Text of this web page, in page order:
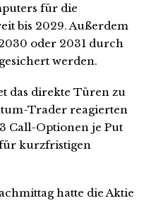
für die
bis 2029. Außerdem
oder 2031 durch
werden.
das direkte Türen zu
Trader reagierten
Call-Optionen je Put
kurzfristigen
hatte die Aktie